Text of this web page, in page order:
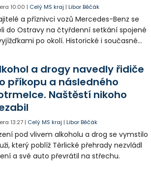
10:00 | Celý MS kraj |Libor Běčák
a příznivci vozů Mercedes-Benz se
do Ostravy na čtyřdenní setkání spojené
po okolí. Historické i současné
nebo v Dolní oblasti Vítkovic.
a drogy navedly řidiče
příkopu a následného
Naštěstí nikoho
13:27 | Celý MS kraj |Libor Běčák
pod vlivem alkoholu a drog se vymstilo
který poblíž Těrlické přehrady nezvládl
a své auto převrátil na střechu.